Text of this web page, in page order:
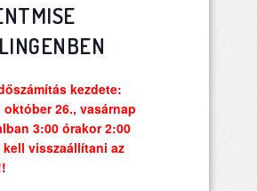
kezdete:
október 26., vasárnap
3:00 órakor 2:00
kell visszaállítani az